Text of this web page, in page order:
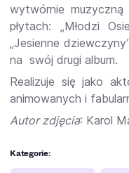
wytwórnie muzyczną
płytach: „Młodzi
„Jesienne
na swój drugi album.
Realizuje się jako
animowanych i
Autor zdjęcia: Karol
Kategorie: